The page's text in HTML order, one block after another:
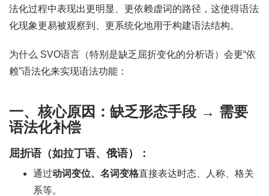
法化过程中表现出更明显、更依赖虚词的路径，这使得语法
化现象更易被观察到、更系统化地用于构建语法结构。
为什么 SVO语言（特别是缺乏屈折变化的分析语）会更“依
赖”语法化来实现语法功能：
一、核心原因： 缺乏形态手段 → 需要
语法化补偿
屈折语（如拉丁语、俄语）：
通过动词变位、名词变格直接表达时态、人称、格关
系等。